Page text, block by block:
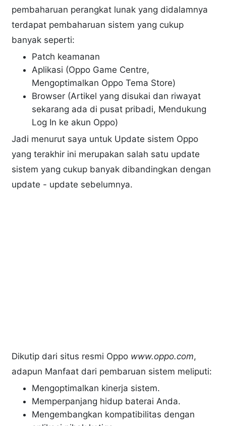
pembaharuan perangkat lunak yang didalamnya
terdapat pembaharuan sistem yang cukup
banyak seperti:
Patch keamanan
Aplikasi (Oppo Game Centre,
Mengoptimalkan Oppo Tema Store)
Browser (Artikel yang disukai dan riwayat
sekarang ada di pusat pribadi, Mendukung
Log In ke akun Oppo)
Jadi menurut saya untuk Update sistem Oppo
yang terakhir ini merupakan salah satu update
sistem yang cukup banyak dibandingkan dengan
update - update sebelumnya.
Dikutip dari situs resmi Oppo www.oppo.com,
adapun Manfaat dari pembaruan sistem meliputi:
Mengoptimalkan kinerja sistem.
Memperpanjang hidup baterai Anda.
Mengembangkan kompatibilitas dengan